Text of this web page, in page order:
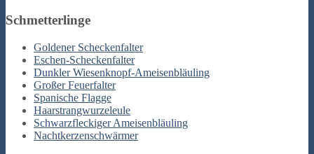
Schmetterlinge
Goldener Scheckenfalter
Eschen-Scheckenfalter
Dunkler Wiesenknopf-Ameisenbläuling
Großer Feuerfalter
Spanische Flagge
Haarstrangwurzeleule
Schwarzfleckiger Ameisenbläuling
Nachtkerzenschwärmer